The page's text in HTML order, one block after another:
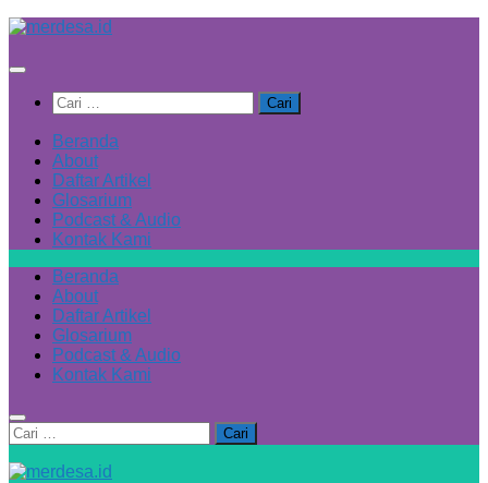
Skip
content
Cari
untuk:
Beranda
About
Daftar Artikel
Glosarium
Podcast & Audio
Kontak Kami
Beranda
About
Daftar Artikel
Glosarium
Podcast & Audio
Kontak Kami
Cari
untuk: